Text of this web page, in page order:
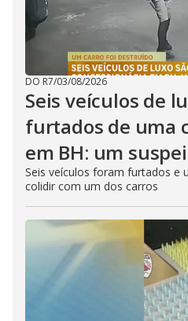
DO R7/03/08/2026
Seis veículos de
furtados de uma
em BH: um
Seis veículos foram furtados e
colidir com um dos carros